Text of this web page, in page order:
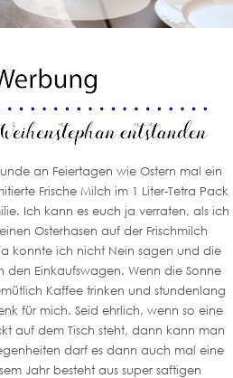
an Feiertagen wie Ostern mal ein
Frische Milch im 1 Liter-Tetra Pack
Ich kann es euch ja verraten, als ich
Osterhasen auf der Frischmilch
konnte ich nicht Nein sagen und die
Einkaufswagen. Wenn die Sonne
Kaffee trinken und stundenlang
für mich. Seid ehrlich, wenn so eine
auf dem Tisch steht, dann kann man
darf es dann auch mal eine
Jahr besteht aus super saftigen